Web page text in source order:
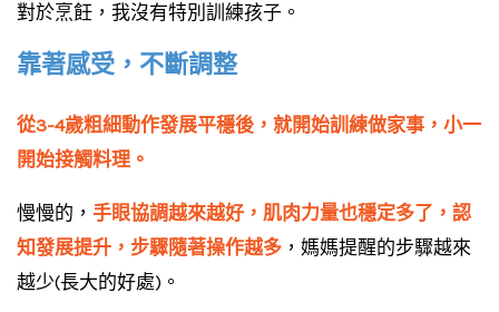
對於烹飪，我沒有特別訓練孩子。
靠著感受，不斷調整
從3-4歲粗細動作發展平穩後，就開始訓練做家事，小一
開始接觸料理。
慢慢的， 手眼協調越來越好，肌肉力量也穩定多了，認
知發展提升，步驟隨著操作越多 ，媽媽提醒的步驟越來
越少(長大的好處)。